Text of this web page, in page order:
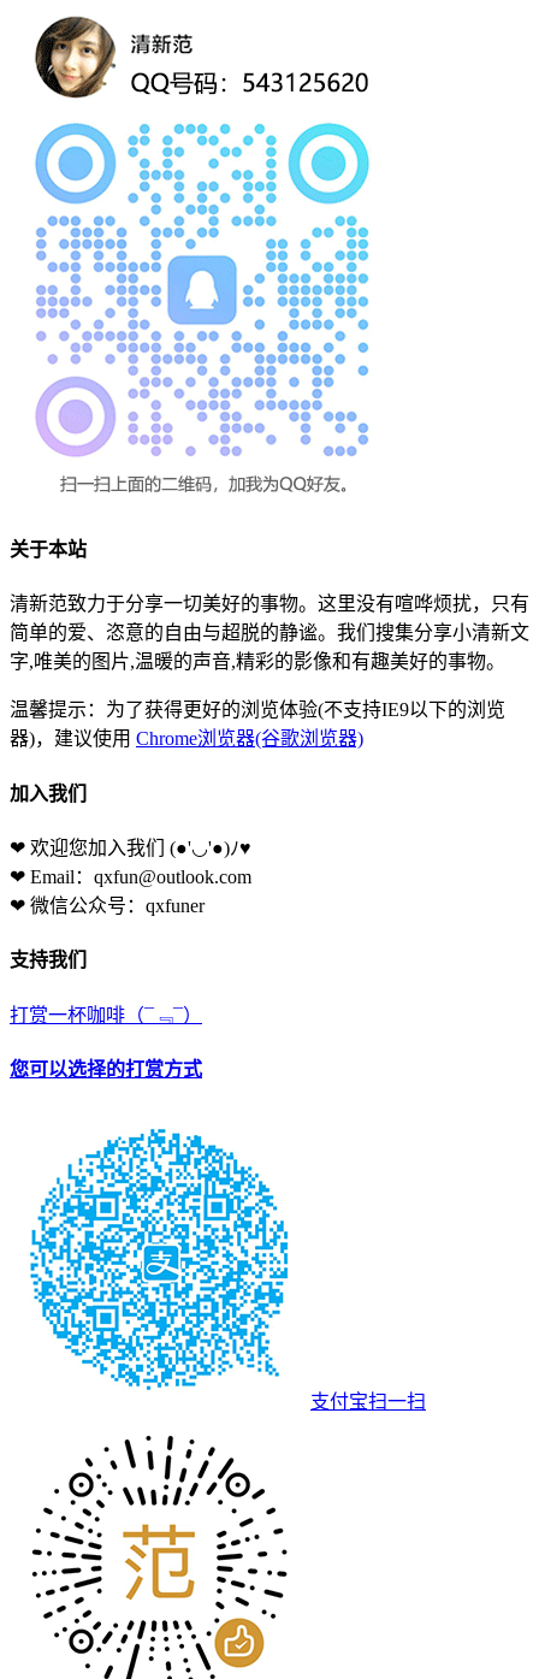
关于本站
清新范致力于分享一切美好的事物。这里没有喧哗烦扰，只有
简单的爱、恣意的自由与超脱的静谧。我们搜集分享小清新文
字,唯美的图片,温暖的声音,精彩的影像和有趣美好的事物。
温馨提示：为了获得更好的浏览体验(不支持IE9以下的浏览
器)，建议使用 Chrome浏览器(谷歌浏览器)
加入我们
❤ 欢迎您加入我们 (●'◡'●)ﾉ♥
❤ Email：qxfun@outlook.com
❤ 微信公众号：qxfuner
支持我们
打赏一杯咖啡 （¯﹃¯）
您可以选择的打赏方式
支付宝扫一扫